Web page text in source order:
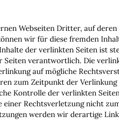
Webseiten Dritter, auf
wir für diese fremden
der verlinkten Seiten ist
Seiten verantwortlich. Die
auf mögliche
zum Zeitpunkt der
Kontrolle der verlinkten
einer Rechtsverletzung nicht
werden wir derartige